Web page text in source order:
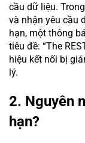
cầu dữ liệu. Trong
và nhận yêu cầu
hạn, một thông
tiêu đề: “The
hiệu kết nối bị
lý.
2. Nguyên
hạn?